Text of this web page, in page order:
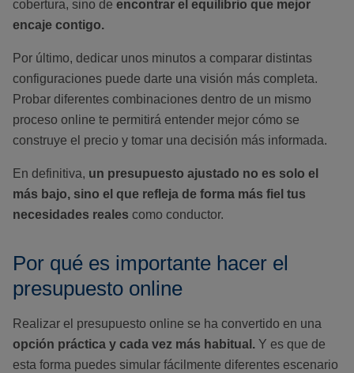
cobertura, sino de encontrar el equilibrio que mejor
encaje contigo.
Por último, dedicar unos minutos a comparar distintas
configuraciones puede darte una visión más completa.
Probar diferentes combinaciones dentro de un mismo
proceso online te permitirá entender mejor cómo se
construye el precio y tomar una decisión más informada.
En definitiva, un presupuesto ajustado no es solo el
más bajo, sino el que refleja de forma más fiel tus
necesidades reales como conductor.
Por qué es importante hacer el
presupuesto online
Realizar el presupuesto online se ha convertido en una
opción práctica y cada vez más habitual. Y es que de
esta forma puedes simular fácilmente diferentes escenario